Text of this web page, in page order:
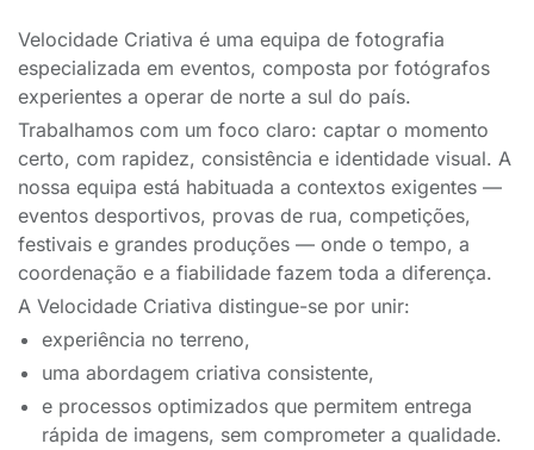
Velocidade Criativa é uma equipa de fotografia
especializada em eventos, composta por fotógrafos
experientes a operar de norte a sul do país.
Trabalhamos com um foco claro: captar o momento
certo, com rapidez, consistência e identidade visual. A
nossa equipa está habituada a contextos exigentes —
eventos desportivos, provas de rua, competições,
festivais e grandes produções — onde o tempo, a
coordenação e a fiabilidade fazem toda a diferença.
A Velocidade Criativa distingue-se por unir:
experiência no terreno,
uma abordagem criativa consistente,
e processos optimizados que permitem entrega
rápida de imagens, sem comprometer a qualidade.